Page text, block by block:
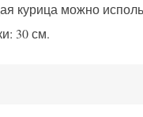
курица можно
30 см.